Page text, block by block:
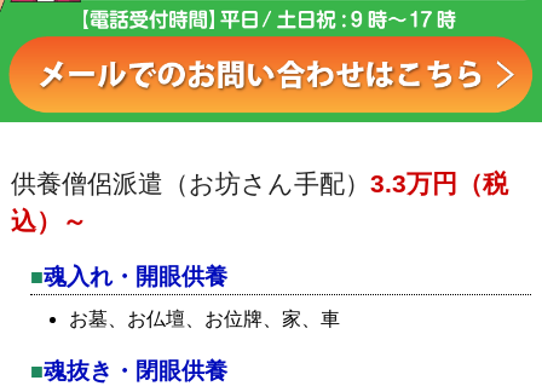
供養僧侶派遣（お坊さん手配） 3.3万円（税
込）～
魂入れ・開眼供養
お墓、お仏壇、お位牌、家、車
魂抜き・閉眼供養